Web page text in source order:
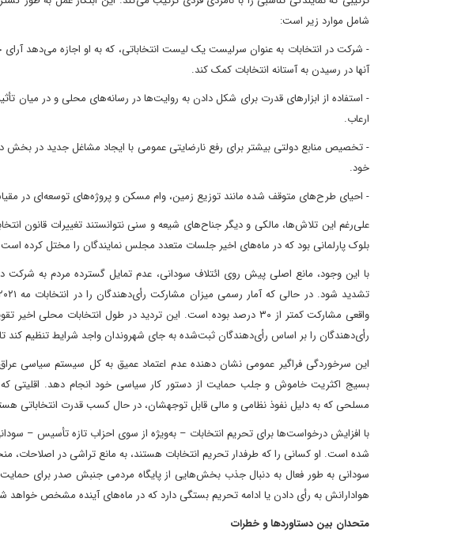
شامل موارد زیر است:
- شرکت در انتخابات به عنوان سرلیست یک لیست انتخاباتی، که به او اجازه می‌دهد
آنها در رسیدن به آستانه انتخابات کمک کند.
- استفاده از ابزارهای قدرت برای شکل دادن به روایت‌ها در رسانه‌های محلی و در میان
ارعاب.
- تخصیص منابع دولتی بیشتر برای رفع نارضایتی عمومی با ایجاد مشاغل جدید در
خود.
- احیای طرح‌های متوقف شده مانند توزیع زمین، وام مسکن و پروژه‌های توسعه‌ای در
علی‌رغم این تلاش‌ها، مالکی و دیگر جناح‌های شیعه و سنی نتوانستند تغییرات قانون
بلوک پارلمانی بود که در ماه‌های اخیر جلسات متعدد مجلس نمایندگان را مختل کرده
با این وجود، مانع اصلی پیش روی ائتلاف سودانی، عدم تمایل گسترده مردم به
واقعی مشارکت کمتر از ۳۰ درصد بوده است. این تردید در طول
رأی‌دهندگان را بر اساس رأی‌دهندگان ثبت‌شده به جای شهروندان واجد شرایط تنظیم کند تا میزان مشارکت را از ۲۰
این سرخوردگی فراگیر عمومی نشان دهنده عدم اعتماد عمیق به کل سیستم سیاسی
بسیج اکثریت خاموش و جلب حمایت از دستور کار سیاسی خود انجام دهد. اقلیتی که
مسلحی که به دلیل نفوذ نظامی و مالی قابل توجهشان، در حال کسب قدرت انتخاباتی
با افزایش درخواست‌ها برای تحریم انتخابات – به‌ویژه از سوی احزاب تازه تأسیس –
شده است. او کسانی را که طرفدار تحریم انتخابات هستند، به مانع تراشی در
سودانی به طور فعال به دنبال جذب بخش‌هایی از پایگاه مردمی جنبش صدر برای
هوادارانش به رأی دادن یا ادامه تحریم بستگی دارد که در ماه‌های آینده مشخص خواهد
متحدان بین دستاوردها و خطرات